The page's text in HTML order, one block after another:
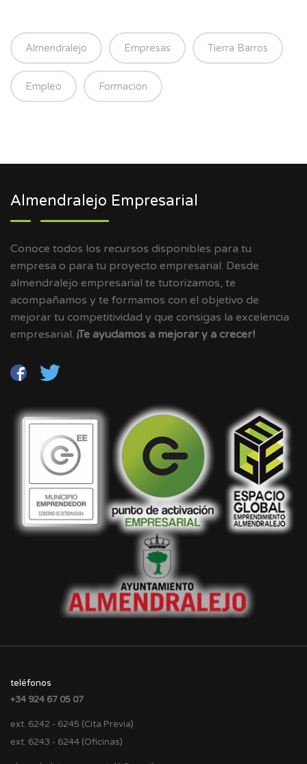
Almendralejo Empresas Tierra Barros
Empleo Formación
Almendralejo Empresarial
Conoce todos los recursos disponibles para tu
empresa o para tu proyecto empresarial. Desde
almendralejo empresarial te tutorizamos, te
acompañamos y te formamos con el objetivo de
mejorar tu competitividad y que consigas la excelencia
empresarial. ¡Te ayudamos a mejorar y a crecer!
teléfonos
+34 924 67 05 07
ext. 6242 - 6245 (Cita Previa)
ext. 6243 - 6244 (Oficinas)